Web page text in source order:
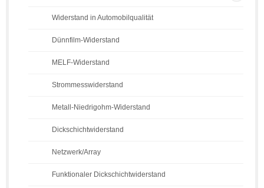
Widerstand in Automobilqualität
Dünnfilm-Widerstand
MELF-Widerstand
Strommesswiderstand
Metall-Niedrigohm-Widerstand
Dickschichtwiderstand
Netzwerk/Array
Funktionaler Dickschichtwiderstand